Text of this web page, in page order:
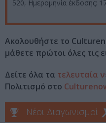
520, Ημερομηνία έκδοσης:
Ακολουθήστε το
μάθετε πρώτοι όλες τις
Δείτε όλα τα τελευταία
Πολιτισμό στο
Νέοι Διαγωνισμοί